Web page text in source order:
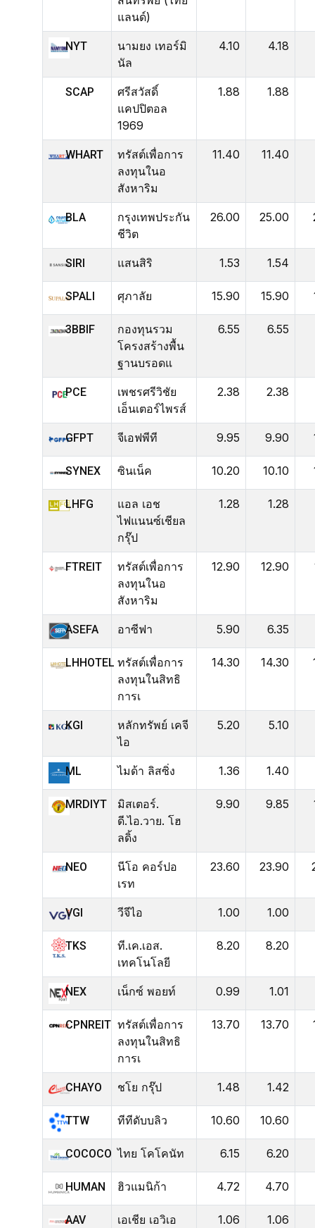
แลนด์)
NYT
นามยง เทอร์มิ
นัล
4.10 4.18
SCAP
ศรีสวัสดิ์
แคปปิตอล
1969
1.88 1.88
WHART
ทรัสต์เพื่อการ
ลงทุนในอ
สังหาริม
11.40 11.40
BLA
กรุงเทพประกัน
ชีวิต
26.00 25.00
SIRI แสนสิริ 1.53 1.54
SPALI ศุภาลัย 15.90 15.90
3BBIF
กองทุนรวม
โครงสร้างพื้น
ฐานบรอดแ
6.55 6.55
PCE
เพชรศรีวิชัย
เอ็นเตอร์ไพรส์
2.38 2.38
GFPT จีเอฟพีที 9.95 9.90
SYNEX ซินเน็ค 10.20 10.10
LHFG
แอล เอช
ไฟแนนซ์เชียล
กรุ๊ป
1.28 1.28
FTREIT
ทรัสต์เพื่อการ
ลงทุนในอ
สังหาริม
12.90 12.90
ASEFA อาซีฟา 5.90 6.35
LHHOTEL ทรัสต์เพื่อการ
ลงทุนในสิทธิ
การเ
14.30 14.30
KGI
หลักทรัพย์ เคจี
ไอ
5.20 5.10
ML ไมด้า ลิสซิ่ง 1.36 1.40
MRDIYT
มิสเตอร์.
ดี.ไอ.วาย. โฮ
ลดิ้ง
9.90 9.85
NEO
นีโอ คอร์ปอ
เรท
23.60 23.90
VGI วีจีไอ 1.00 1.00
TKS
ที.เค.เอส.
เทคโนโลยี
8.20 8.20
NEX เน็กซ์ พอยท์ 0.99 1.01
CPNREIT ทรัสต์เพื่อการ
ลงทุนในสิทธิ
การเ
13.70 13.70
CHAYO ชโย กรุ๊ป 1.48 1.42
TTW ทีทีดับบลิว 10.60 10.60
COCOCO ไทย โคโคนัท 6.15 6.20
HUMAN ฮิวแมนิก้า 4.72 4.70
AAV
เอเชีย เอวิเอ
1.06 1.06